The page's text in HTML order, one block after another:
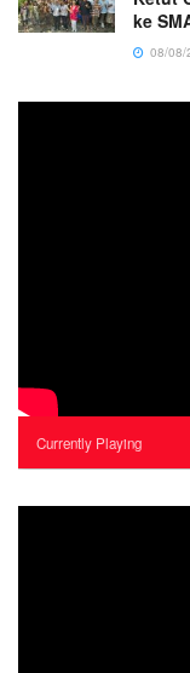
ke
08/08/
Currently Playing